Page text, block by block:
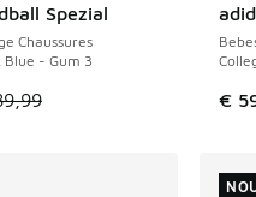
89,99 à € 60,00
Spezial
Chaussures
- Gum 3
en promotion. Prix en
€
€